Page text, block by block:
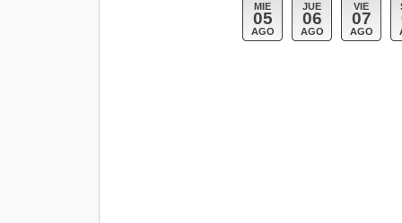
MIE
05
AGO
JUE
06
AGO
VIE
07
AGO